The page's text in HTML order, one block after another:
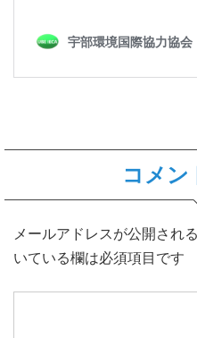
コメン
メールアドレスが公開され
いている欄は必須項目です